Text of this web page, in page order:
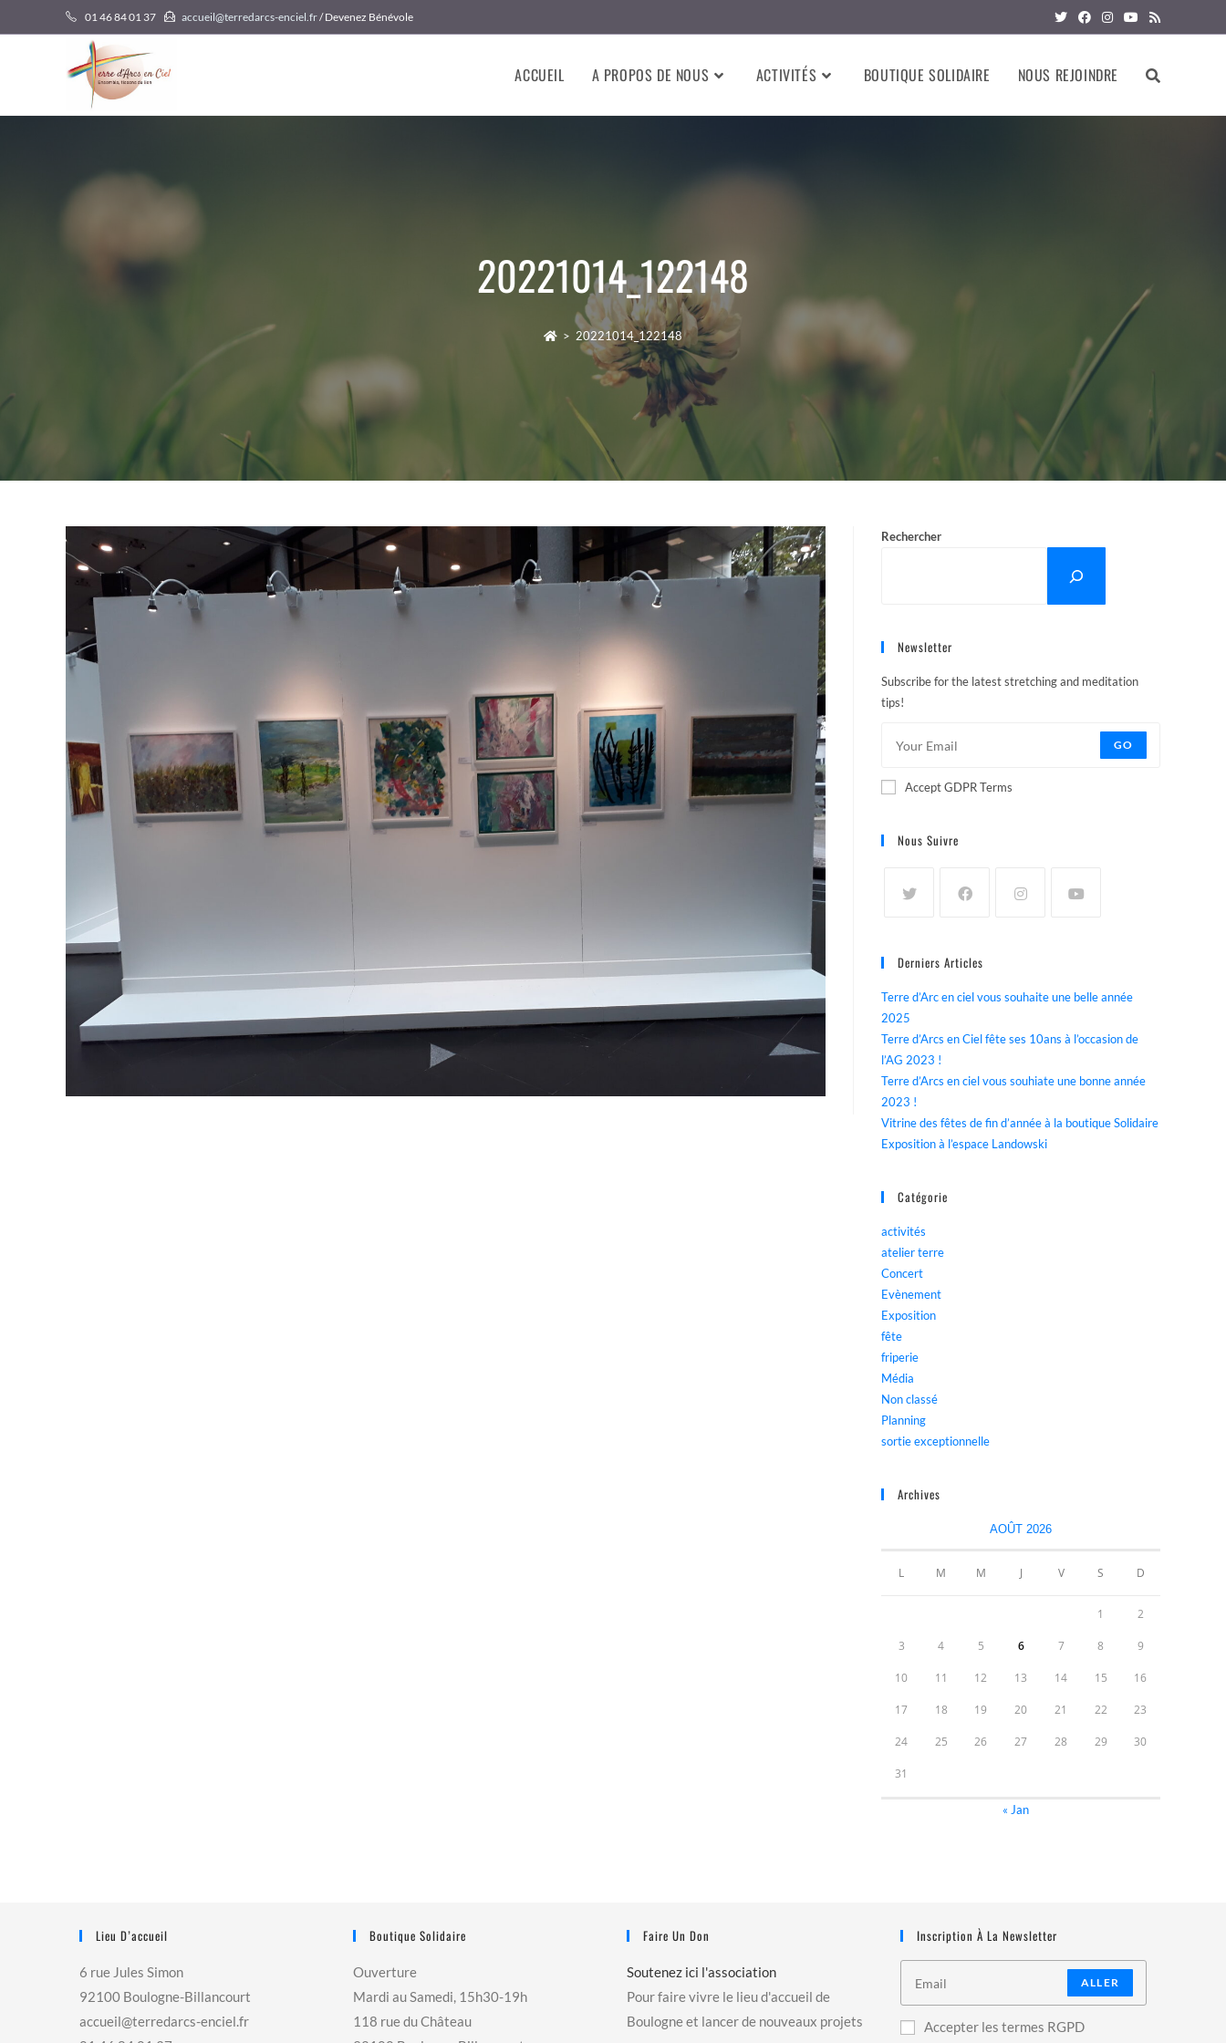
to
01 46 84 01 37 accueil@terredarcs-enciel.fr/ Devenez Bénévole
ACCUEIL A PROPOS DE NOUS ACTIVITÉS BOUTIQUE SOLIDAIRE NOUS REJOINDRE
20221014_122148
> 20221014_122148
Rechercher
Newsletter
Subscribe for the latest stretching and meditation
tips!
GO
Accept GDPR Terms
Nous Suivre
Derniers Articles
Terre d’Arc en ciel vous souhaite une belle année
2025
Terre d’Arcs en Ciel fête ses 10ans à l’occasion de
l’AG 2023 !
Terre d’Arcs en ciel vous souhiate une bonne année
2023 !
Vitrine des fêtes de fin d’année à la boutique Solidaire
Exposition à l’espace Landowski
Catégorie
activités
atelier terre
Concert
Evènement
Exposition
fête
friperie
Média
Non classé
Planning
sortie exceptionnelle
Archives
AOÛT 2026
L M M J V S D
1 2
3 4 5 6 7 8 9
10 11 12 13 14 15 16
17 18 19 20 21 22 23
24 25 26 27 28 29 30
31
« Jan
Lieu D’accueil
6 rue Jules Simon
92100 Boulogne-Billancourt
accueil@terredarcs-enciel.fr
Boutique Solidaire
Ouverture
Mardi au Samedi, 15h30-19h
118 rue du Château
Faire Un Don
Soutenez ici l'association
Pour faire vivre le lieu d'accueil de
Boulogne et lancer de nouveaux projets
Inscription À La Newsletter
ALLER
Accepter les termes RGPD